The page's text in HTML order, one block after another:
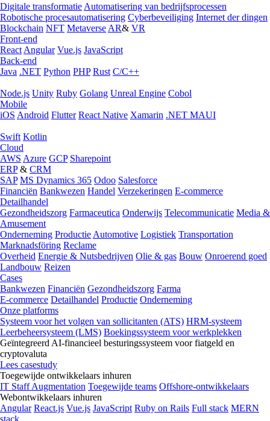
Digitale transformatie Automatisering van bedrijfsprocessen
Robotische procesautomatisering Cyberbeveiliging Internet der dingen
Blockchain NFT Metaverse AR& VR
Front-end
React Angular Vue.js JavaScript
Back-end
Java .NET Python PHP Rust C/C++
Node.js Unity Ruby Golang Unreal Engine Cobol
Mobile
iOS Android Flutter React Native Xamarin .NET MAUI
Swift Kotlin
Cloud
AWS Azure GCP Sharepoint
ERP& CRM
SAP MS Dynamics 365 Odoo Salesforce
Financiën Bankwezen Handel Verzekeringen E-commerce
Detailhandel
Gezondheidszorg Farmaceutica Onderwijs Telecommunicatie Media &
Amusement
Onderneming Productie Automotive Logistiek Transportation
Marknadsföring Reclame
Overheid Energie & Nutsbedrijven Olie & gas Bouw Onroerend goed
Landbouw Reizen
Cases
Bankwezen Financiën Gezondheidszorg Farma
E-commerce Detailhandel Productie Onderneming
Onze platforms
Systeem voor het volgen van sollicitanten (ATS) HRM-systeem
Leerbeheersysteem (LMS) Boekingssysteem voor werkplekken
Geïntegreerd AI-financieel besturingssysteem voor fiatgeld en
cryptovaluta
Lees casestudy
Toegewijde ontwikkelaars inhuren
IT Staff Augmentation Toegewijde teams Offshore-ontwikkelaars
Webontwikkelaars inhuren
Angular React.js Vue.js JavaScript Ruby on Rails Full stack MERN
stack